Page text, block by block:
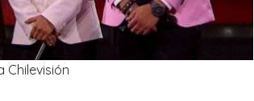
Chilevisión